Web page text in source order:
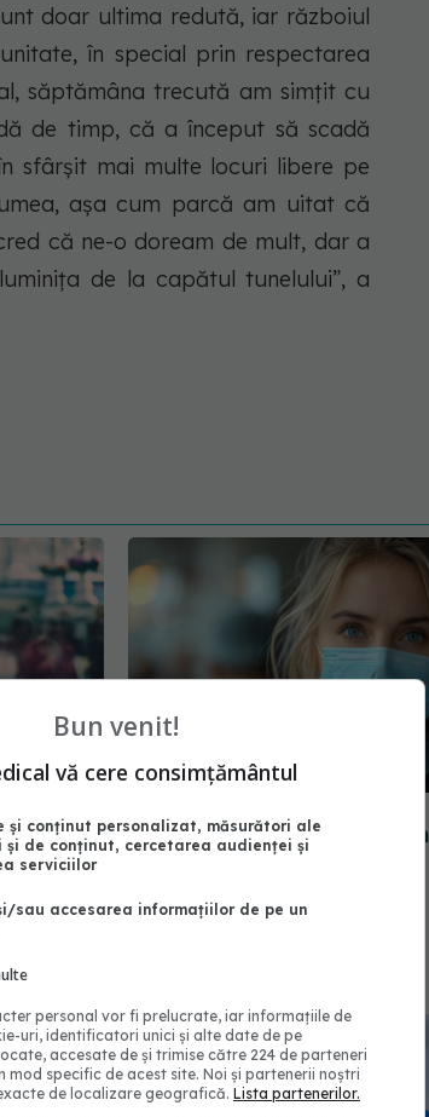
doar ultima redută, iar războiul
în special prin respectarea
săptămâna trecută am simţit cu
de timp, că a început să scadă
sfârşit mai multe locuri libere pe
aşa cum parcă am uitat că
că ne-o doream de mult, dar a
de la capătul tunelului”, a
Se
cazurilor noi de COVID-19 în
Bun venit!
vă cere consimțământul
și conținut personalizat, măsurători ale
și de conținut, cercetarea audienței și
serviciilor
sau accesarea informațiilor de pe un
personal vor fi prelucrate, iar informațiile de
uri, identificatori unici și alte date de pe
accesate de și trimise către 224 de parteneri
mod specific de acest site. Noi și partenerii noștri
de localizare geografică. Lista partenerilor.